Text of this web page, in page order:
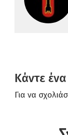
Κάντε
Για να